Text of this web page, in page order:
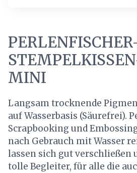
MINI
Langsam trocknende
auf Wasserbasis (Säurefrei).
Scrapbooking und
nach Gebrauch mit Wasser
lassen sich gut verschließen
tolle Begleiter, für alle die